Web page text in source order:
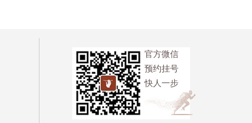
官方微信
预约挂号
快人一步